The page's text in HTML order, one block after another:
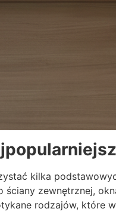
kilka
zewnętrznej,
rodzajów, które